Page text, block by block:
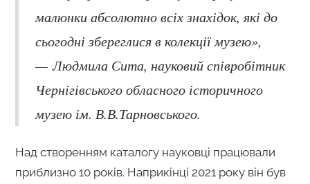
малюнки абсолютно всіх знахідок, які до
сьогодні збереглися в колекції музею»,
— Людмила Сита, науковий співробітник
Чернігівського обласного історичного
музею ім. В.В.Тарновського.
Над створенням каталогу науковці працювали
приблизно 10 років. Наприкінці 2021 року він був